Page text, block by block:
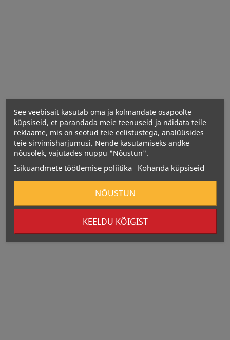
Igas kapslis on 500 mg puhast kassiküünekoort.
Toiteväärtused
Kogus portsjoni kohta
See veebisait kasutab oma ja kolmandate osapoolte
küpsiseid, et parandada meie teenuseid ja näidata teile
reklaame, mis on seotud teie eelistustega, analüüsides
teie sirvimisharjumusi. Nende kasutamiseks andke
nõusolek, vajutades nuppu "Nõustun".
Isikuandmete töötlemise poliitika Kohanda küpsiseid
KEELDU KÕIGIST
NÕUSTUN